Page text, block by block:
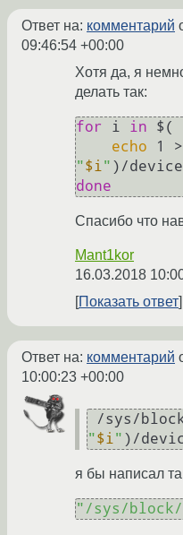
Ответ на: комментарий
09:46:54 +00:00
Хотя да, я
делать так:
for i in $(
echo 1
"$i"
done
Спасибо что
Mant1kor
16.03.2018
Показать ответ
Ответ на: комментарий
10:00:23 +00:00
/sys/
"$i" )/
я бы написал
"/sys/block/